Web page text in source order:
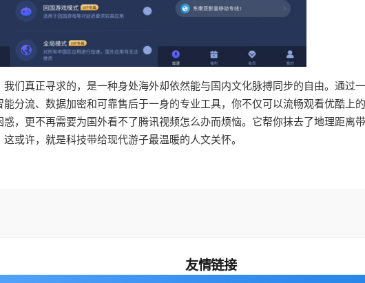
们真正寻求的，是一种身处海外却依然能与国内文化脉搏同步的自由。通过
分流、数据加密和可靠售后于一身的专业工具，你不仅可以流畅观看优酷上
，更不再需要为国外看不了腾讯视频怎么办而烦恼。它帮你抹去了地理距离
或许，就是科技带给现代游子最温暖的人文关怀。
友情链接